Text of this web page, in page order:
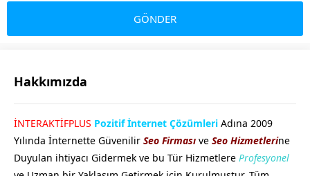
Hakkımızda
İNTERAKTİFPLUS Pozitif İnternet Çözümleri Adına 2009
Yılında İnternette Güvenilir Seo Firması ve Seo Hizmetlerine
Duyulan ihtiyacı Gidermek ve bu Tür Hizmetlere Profesyonel
GÖKHAN GÖKMEN